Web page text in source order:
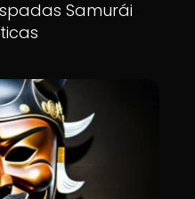
Samurái